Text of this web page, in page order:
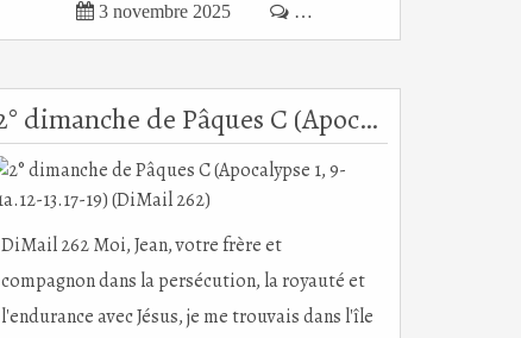
 3 novembre 2025  …
2° dimanche de Pâques C (Apocalypse 1, 9-11a.12-13.17-19) (DiMail 262)
DiMail 262 Moi, Jean, votre frère et
compagnon dans la persécution, la royauté et
l'endurance avec Jésus, je me trouvais dans l'île